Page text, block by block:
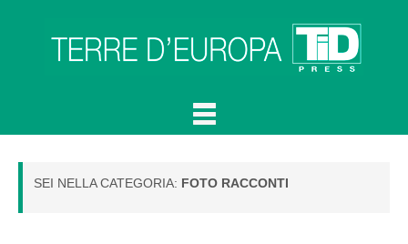
SEI NELLA CATEGORIA: FOTO RACCONTI